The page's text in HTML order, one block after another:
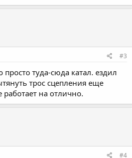
#3
туда-сюда катал. ездил
трос сцепления еще
работает на отлично.
#4